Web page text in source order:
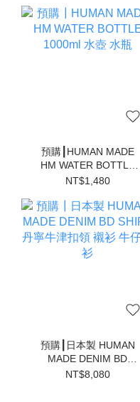
預購┃HUMAN MADE
HM WATER BOTTLE
1000ml 水壺 水瓶
NT$1,480
預購┃日本製 HUMAN
MADE DENIM BD
SHIRT 丹寧牛津扣領 襯
NT$8,080